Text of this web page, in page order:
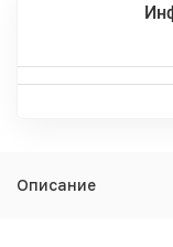
Описание